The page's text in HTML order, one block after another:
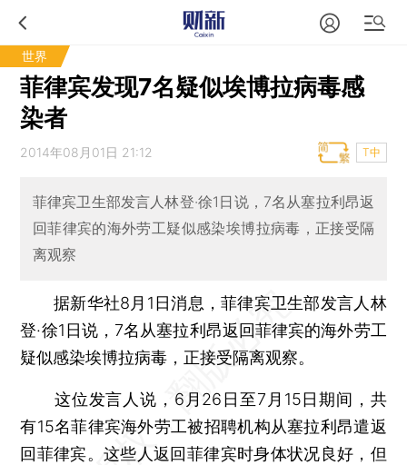
世界
菲律宾发现7名疑似埃博拉病毒感
染者
2014年08月01日 21:12 T中
菲律宾卫生部发言人林登·徐1日说，7名从塞拉利昂返
回菲律宾的海外劳工疑似感染埃博拉病毒，正接受隔
离观察
据新华社8月1日消息，菲律宾卫生部发言人林
登·徐1日说，7名从塞拉利昂返回菲律宾的海外劳工
疑似感染埃博拉病毒，正接受隔离观察。
这位发言人说，6月26日至7月15日期间，共
有15名菲律宾海外劳工被招聘机构从塞拉利昂遣返
回菲律宾。这些人返回菲律宾时身体状况良好，但